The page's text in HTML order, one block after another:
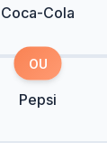
Coca-Cola
OU
Pepsi